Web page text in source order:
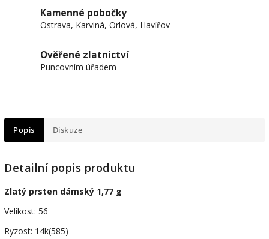
Kamenné pobočky
Ostrava, Karviná, Orlová, Havířov
Ověřené zlatnictví
Puncovním úřadem
Popis Diskuze
Detailní popis produktu
Zlatý prsten dámský 1,77 g
Velikost: 56
Ryzost: 14k(585)